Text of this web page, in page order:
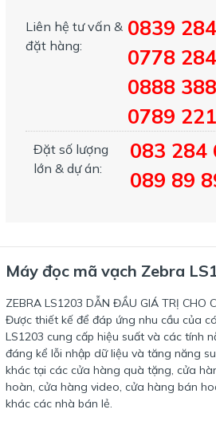
Liên hệ tư vấn &
đặt hàng:
0839
0778
0888
0789
Đặt số lượng
lớn & dự án:
083 284
089 89
Máy đọc mã vạch Zebra
ZEBRA LS1203 DẪN ĐẦU GIÁ TRỊ CHO
Được thiết kế để đáp ứng nhu cầu của
LS1203 cung cấp hiệu suất và các tính
đáng kể lỗi nhập dữ liệu và tăng năng
khác tại các cửa hàng quà tặng, cửa
hoàn, cửa hàng video, cửa hàng bán
khác các nhà bán lẻ.